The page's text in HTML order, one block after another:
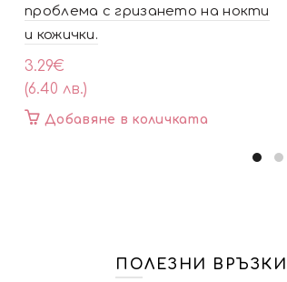
проблема с гризането на нокти
и кожички.
3.29€
(6.40 лв.)
Добавяне в количката
ПОЛЕЗНИ ВРЪЗКИ